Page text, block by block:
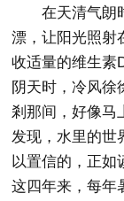
在天清气朗
漂，让阳光照射
收适量的维生素
阴天时，冷风徐
剎那间，好像马
发现，水里的世
以置信的，正如
这四年来，每年